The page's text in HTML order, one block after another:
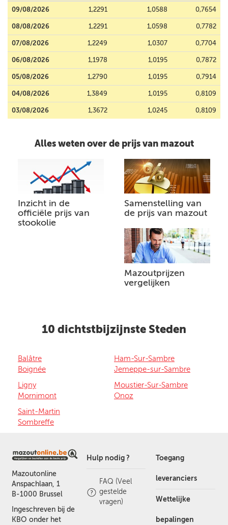
09/08/2026 1,2291 1,0588 0,7654
08/08/2026 1,2291 1,0598 0,7782
07/08/2026 1,2249 1,0307 0,7704
06/08/2026 1,1978 1,0195 0,7872
05/08/2026 1,2790 1,0195 0,7914
04/08/2026 1,3849 1,0195 0,8109
03/08/2026 1,3672 1,0245 0,8109
Alles weten over de prijs van mazout
Inzicht in de
officiële prijs van
stookolie
Samenstelling van
de prijs van mazout
Mazoutprijzen
vergelijken
10 dichtstbijzijnste Steden
Balâtre
Boignée
Ham-Sur-Sambre
Jemeppe-sur-Sambre
Ligny
Mornimont
Moustier-Sur-Sambre
Onoz
Saint-Martin
Sombreffe
Mazoutonline
Anspachlaan, 1
B-1000 Brussel
Ingeschreven bij de
KBO onder het
Hulp nodig ?
FAQ (Veel
gestelde
vragen)
Toegang
leveranciers
Wettelijke
bepalingen